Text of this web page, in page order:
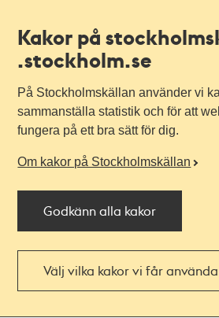
Kakor på
.stockholm.se
På Stockholmskällan använder vi
sammanställa statistik och för att
fungera på ett bra sätt för dig.
Om kakor på Stockholmskällan
Godkänn alla kakor
Välj vilka kakor vi får använda